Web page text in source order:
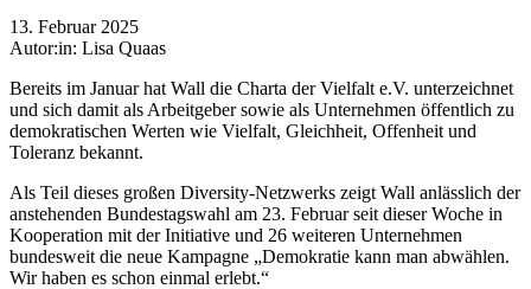
13. Februar 2025
Autor:in: Lisa Quaas
Bereits im Januar hat Wall die Charta der Vielfalt e.V. unterzeichnet
und sich damit als Arbeitgeber sowie als Unternehmen öffentlich zu
demokratischen Werten wie Vielfalt, Gleichheit, Offenheit und
Toleranz bekannt.
Als Teil dieses großen Diversity-Netzwerks zeigt Wall anlässlich der
anstehenden Bundestagswahl am 23. Februar seit dieser Woche in
Kooperation mit der Initiative und 26 weiteren Unternehmen
bundesweit die neue Kampagne „Demokratie kann man abwählen.
Wir haben es schon einmal erlebt.“